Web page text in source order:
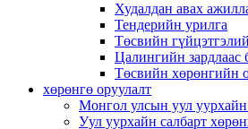
Худалдан авах
Тендерийн урилга
Төсвийн
Цалингийн зардлаас
Төсвийн хөрөнгийн
хөрөнгө оруулалт
Монгол улсын уул
Уул уурхайн салбарт